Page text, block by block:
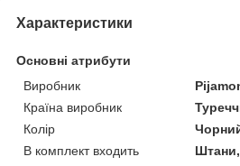
Характеристики
Основні атрибути
Виробник
Країна виробник
Колір
В комплект входить